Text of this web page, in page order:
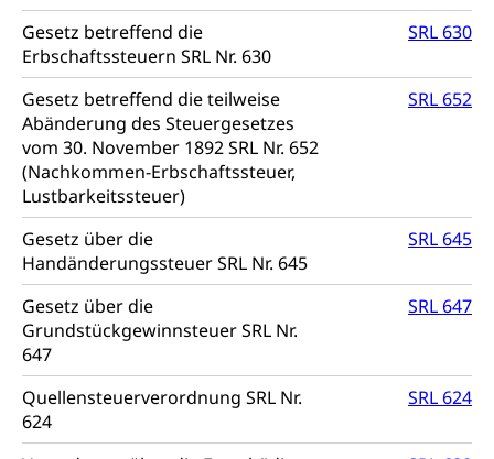
Gesetz betreffend die
Erbschaftssteuern SRL Nr. 630
SRL 630
Gesetz betreffend die teilweise
Abänderung des Steuergesetzes
vom 30. November 1892 SRL Nr. 652
(Nachkommen-Erbschaftssteuer,
Lustbarkeitssteuer)
SRL 652
Gesetz über die
Handänderungssteuer SRL Nr. 645
SRL 645
Gesetz über die
Grundstückgewinnsteuer SRL Nr.
647
SRL 647
Quellensteuerverordnung SRL Nr.
624
SRL 624
Schuldienste
Betreuungsangebote
Schulliste
Heilpädagogische Schulen
Freiwilliger Schulsport
swissuniversities
Universität Luzern
Fachstelle Hochschulbildung
Vorschule
Kindergarten, Kinderkrippe, Krippe, Kinderhort,
Kindertagesstätte, Spielgruppe, Tagesmutter,
Freiwilliges Kindergarten Jahr
Kinderbetreuung
Freiwilliges Kindergarten Jahr
Frühe Sprachförderung
Kindergarten & Basisstufe
Gesundheit und Soziales
Konsumentenschutz
Konsumentenrechte, Produktsicherheit,
Preisüberwachung, Preisüberwacher,
Konsumentenorganisation, parallele Einfuhr,
regionale Erschöpfung, nationale Erschöpfung,
internationale Erschöpfung, Preisabsprache, Kartell,
Cassis-deDijon-Prinzip
Lebensmittelkontrolle und
Krankenversicherung